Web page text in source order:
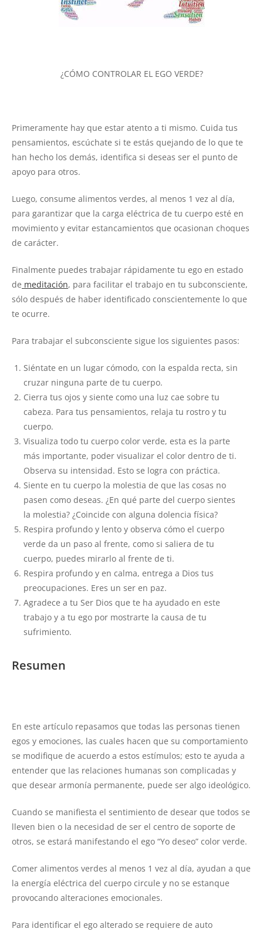
¿CÓMO CONTROLAR EL EGO VERDE?
Primeramente hay que estar atento a ti mismo. Cuida tus
pensamientos, escúchate si te estás quejando de lo que te
han hecho los demás, identifica si deseas ser el punto de
apoyo para otros.
Luego, consume alimentos verdes, al menos 1 vez al día,
para garantizar que la carga eléctrica de tu cuerpo esté en
movimiento y evitar estancamientos que ocasionan choques
de carácter.
Finalmente puedes trabajar rápidamente tu ego en estado
de meditación, para facilitar el trabajo en tu subconsciente,
sólo después de haber identificado conscientemente lo que
te ocurre.
Para trabajar el subconsciente sigue los siguientes pasos:
Siéntate en un lugar cómodo, con la espalda recta, sin
cruzar ninguna parte de tu cuerpo.
Cierra tus ojos y siente como una luz cae sobre tu
cabeza. Para tus pensamientos, relaja tu rostro y tu
cuerpo.
Visualiza todo tu cuerpo color verde, esta es la parte
más importante, poder visualizar el color dentro de ti.
Observa su intensidad. Esto se logra con práctica.
Siente en tu cuerpo la molestia de que las cosas no
pasen como deseas. ¿En qué parte del cuerpo sientes
la molestia? ¿Coincide con alguna dolencia física?
Respira profundo y lento y observa cómo el cuerpo
verde da un paso al frente, como si saliera de tu
cuerpo, puedes mirarlo al frente de ti.
Respira profundo y en calma, entrega a Dios tus
preocupaciones. Eres un ser en paz.
Agradece a tu Ser Dios que te ha ayudado en este
trabajo y a tu ego por mostrarte la causa de tu
sufrimiento.
Resumen
En este artículo repasamos que todas las personas tienen
egos y emociones, las cuales hacen que su comportamiento
se modifique de acuerdo a estos estímulos; esto te ayuda a
entender que las relaciones humanas son complicadas y
que desear armonía permanente, puede ser algo ideológico.
Cuando se manifiesta el sentimiento de desear que todos se
lleven bien o la necesidad de ser el centro de soporte de
otros, se estará manifestando el ego “Yo deseo” color verde.
Comer alimentos verdes al menos 1 vez al día, ayudan a que
la energía eléctrica del cuerpo circule y no se estanque
provocando alteraciones emocionales.
Para identificar el ego alterado se requiere de auto